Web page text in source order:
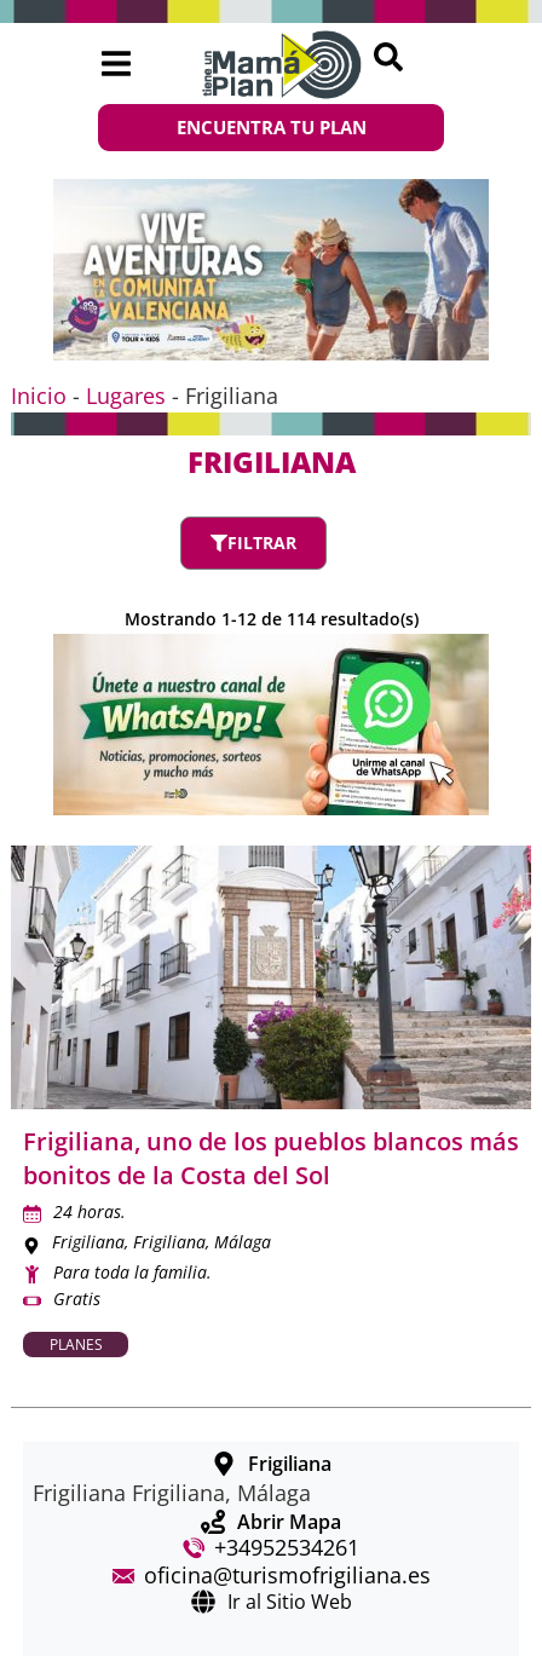
ENCUENTRA TU PLAN
Inicio - Lugares - Frigiliana
FRIGILIANA
FILTRAR
Mostrando 1-12de 114resultado(s)
Frigiliana, uno de los pueblos blancos más
bonitos de la Costa del Sol
24 horas.
Frigiliana, Frigiliana, Málaga
Para toda la familia.
Gratis
PLANES
Frigiliana
Frigiliana Frigiliana, Málaga
Abrir Mapa
+34952534261
oficina@turismofrigiliana.es
Ir al Sitio Web